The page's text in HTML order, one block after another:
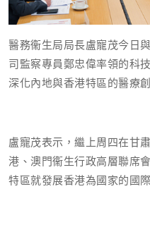
醫務衞生局局長盧寵茂今日
司監察專員鄭忠偉率領的科
深化內地與香港特區的醫療
盧寵茂表示，繼上周四在甘
港、澳門衞生行政高層聯席
特區就發展香港為國家的國